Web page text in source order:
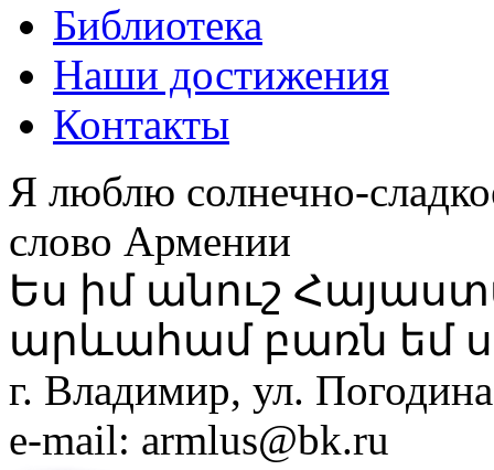
Библиотека
Наши достижения
Контакты
Я люблю солнечно-
слово Армении
Ես իմ անուշ
արևահամ բառն եմ
г. Владимир, ул.
e-mail: armlus@bk.ru